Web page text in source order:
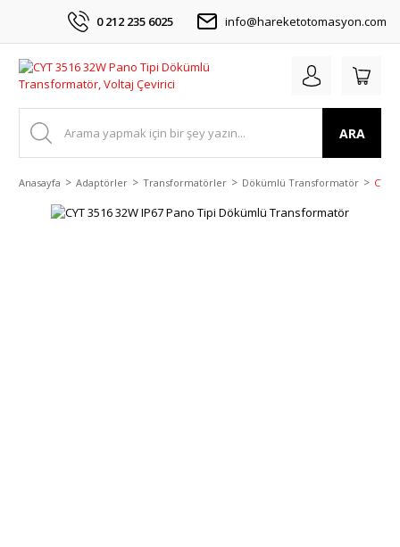
0 212 235 6025 info@hareketotomasyon.com
ARA
Anasayfa Adaptörler Transformatörler Dökümlü Transformatör CYT